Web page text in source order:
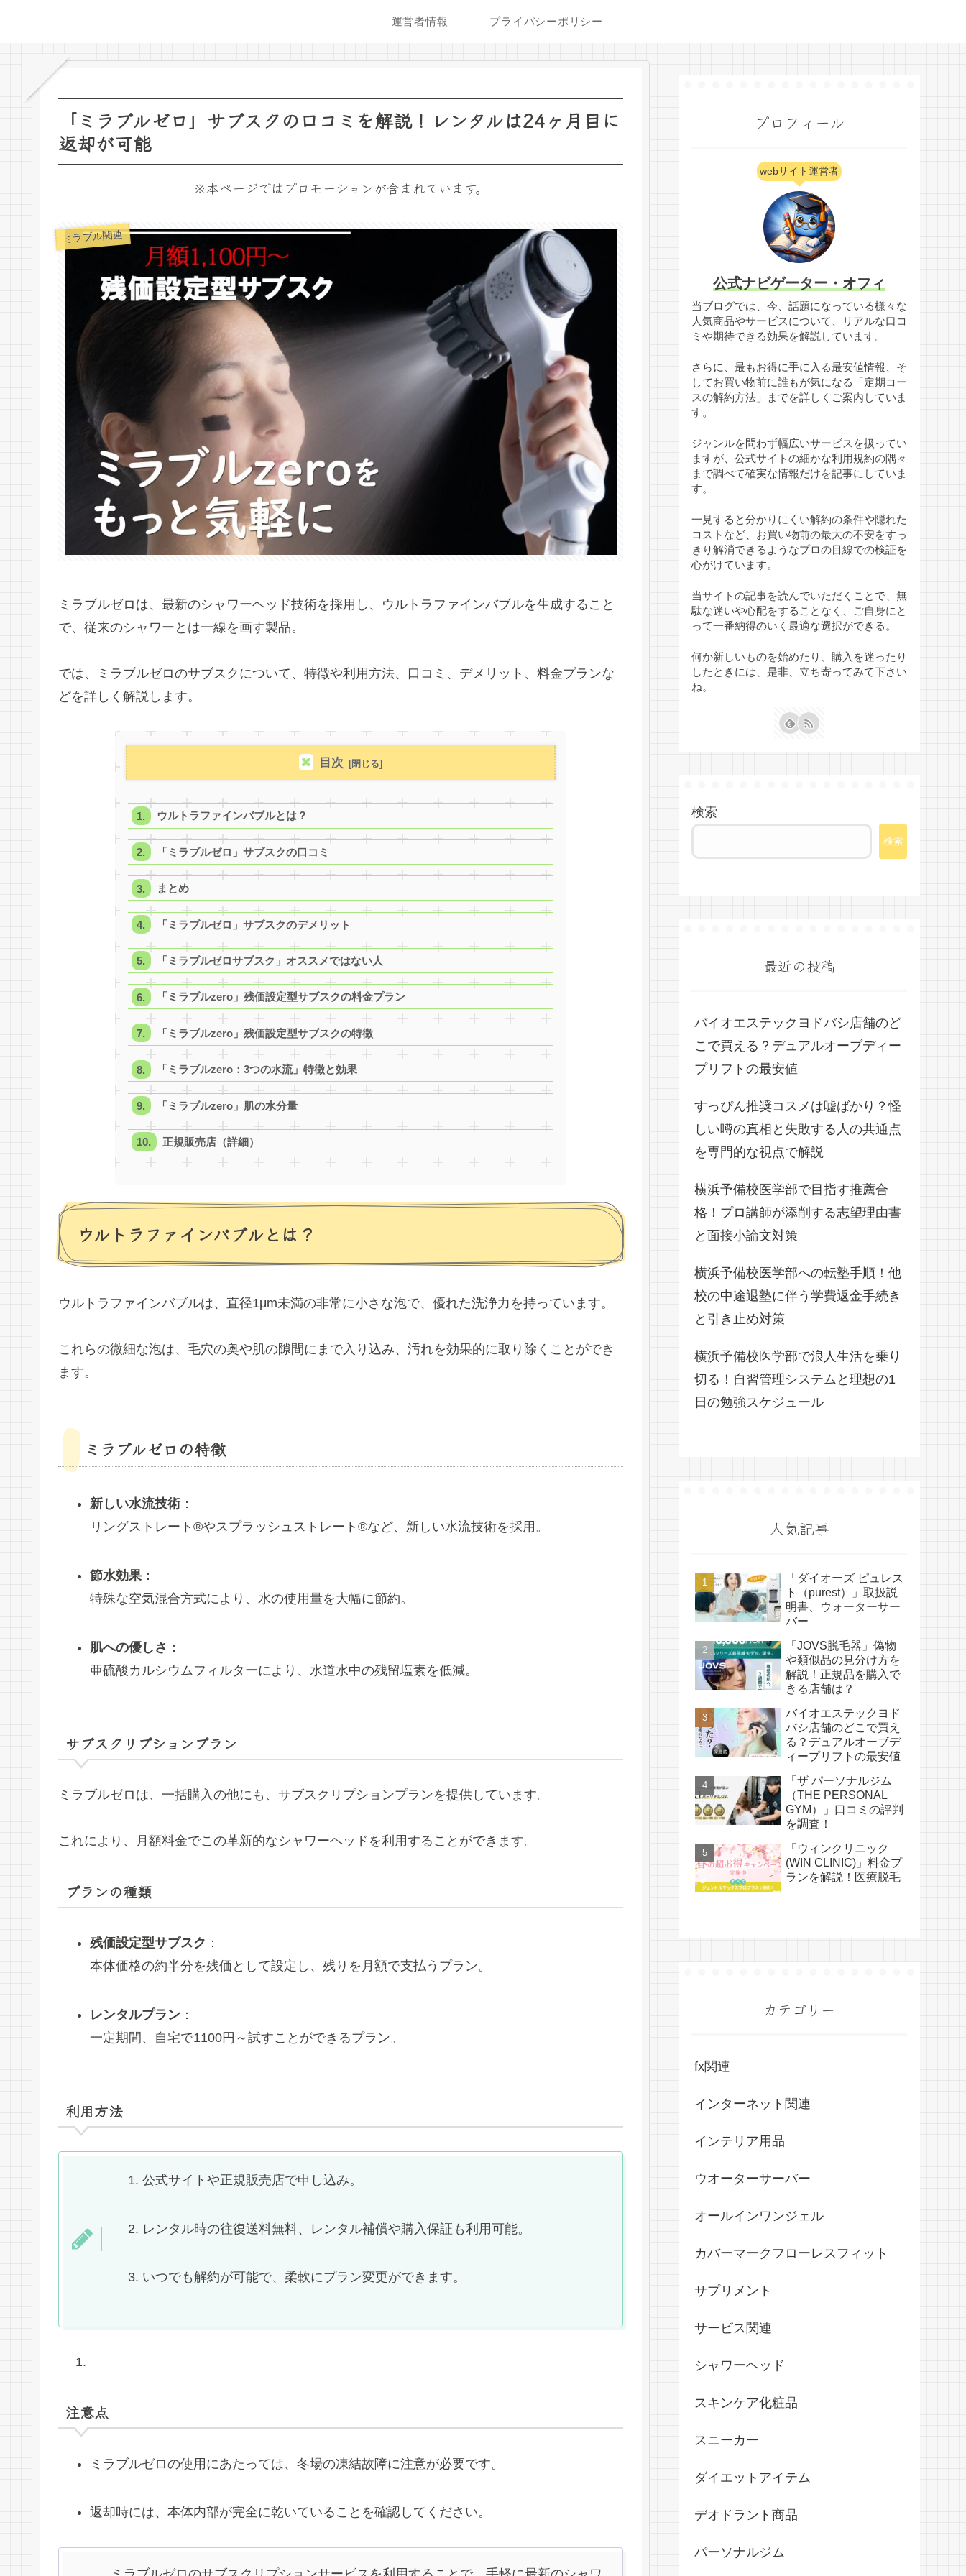
運営者情報 プライバシーポリシー
「ミラブルゼロ」サブスクの口コミを解説！レンタルは24ヶ月目に
返却が可能
※本ページではプロモーションが含まれています。
ミラブル関連
ミラブルゼロは、最新のシャワーヘッド技術を採用し、ウルトラファインバブルを生成すること
で、従来のシャワーとは一線を画す製品。
では、ミラブルゼロのサブスクについて、特徴や利用方法、口コミ、デメリット、料金プランな
どを詳しく解説します。
目次
ウルトラファインバブルとは？
「ミラブルゼロ」サブスクの口コミ
まとめ
「ミラブルゼロ」サブスクのデメリット
「ミラブルゼロサブスク」オススメではない人
「ミラブルzero」残価設定型サブスクの料金プラン
「ミラブルzero」残価設定型サブスクの特徴
「ミラブルzero：3つの水流」特徴と効果
「ミラブルzero」肌の水分量
正規販売店（詳細）
ウルトラファインバブルとは？
ウルトラファインバブルは、直径1μm未満の非常に小さな泡で、優れた洗浄力を持っています。
これらの微細な泡は、毛穴の奥や肌の隙間にまで入り込み、汚れを効果的に取り除くことができ
ます。
ミラブルゼロの特徴
新しい水流技術：
リングストレート®やスプラッシュストレート®など、新しい水流技術を採用。
節水効果：
特殊な空気混合方式により、水の使用量を大幅に節約。
肌への優しさ ：
亜硫酸カルシウムフィルターにより、水道水中の残留塩素を低減。
サブスクリプションプラン
ミラブルゼロは、一括購入の他にも、サブスクリプションプランを提供しています。
これにより、月額料金でこの革新的なシャワーヘッドを利用することができます。
プランの種類
残価設定型サブスク ：
本体価格の約半分を残価として設定し、残りを月額で支払うプラン。
レンタルプラン：
一定期間、自宅で1100円～試すことができるプラン。
利用方法
公式サイトや正規販売店で申し込み。
レンタル時の往復送料無料、レンタル補償や購入保証も利用可能。
いつでも解約が可能で、柔軟にプラン変更ができます。
注意点
ミラブルゼロの使用にあたっては、冬場の凍結故障に注意が必要です。
返却時には、本体内部が完全に乾いていることを確認してください。
プロフィール
webサイト運営者
公式ナビゲーター・オフィ
当ブログでは、今、話題になっている様々な
人気商品やサービスについて、リアルな口コ
ミや期待できる効果を解説しています。
さらに、最もお得に手に入る最安値情報、そ
してお買い物前に誰もが気になる「定期コー
スの解約方法」までを詳しくご案内していま
す。
ジャンルを問わず幅広いサービスを扱ってい
ますが、公式サイトの細かな利用規約の隅々
まで調べて確実な情報だけを記事にしていま
す。
一見すると分かりにくい解約の条件や隠れた
コストなど、お買い物前の最大の不安をすっ
きり解消できるようなプロの目線での検証を
心がけています。
当サイトの記事を読んでいただくことで、無
駄な迷いや心配をすることなく、ご自身にと
って一番納得のいく最適な選択ができる。
何か新しいものを始めたり、購入を迷ったり
したときには、是非、立ち寄ってみて下さい
ね。
検索
検索
最近の投稿
バイオエステックヨドバシ店舗のど
こで買える？デュアルオーブディー
プリフトの最安値
すっぴん推奨コスメは嘘ばかり？怪
しい噂の真相と失敗する人の共通点
を専門的な視点で解説
横浜予備校医学部で目指す推薦合
格！プロ講師が添削する志望理由書
と面接小論文対策
横浜予備校医学部への転塾手順！他
校の中途退塾に伴う学費返金手続き
と引き止め対策
横浜予備校医学部で浪人生活を乗り
切る！自習管理システムと理想の1
日の勉強スケジュール
人気記事
「ダイオーズ ピュレス
ト（purest）」取扱説
明書、ウォーターサー
バー
「JOVS脱毛器」偽物
や類似品の見分け方を
解説！正規品を購入で
きる店舗は？
バイオエステックヨド
バシ店舗のどこで買え
る？デュアルオーブデ
ィープリフトの最安値
「ザ パーソナルジム
（THE PERSONAL
GYM）」口コミの評判
を調査！
「ウィンクリニック
(WIN CLINIC)」料金プ
ランを解説！医療脱毛
カテゴリー
fx関連
インターネット関連
インテリア用品
ウオーターサーバー
オールインワンジェル
カバーマークフローレスフィット
サプリメント
サービス関連
シャワーヘッド
スキンケア化粧品
スニーカー
ダイエットアイテム
デオドラント商品
パーソナルジム